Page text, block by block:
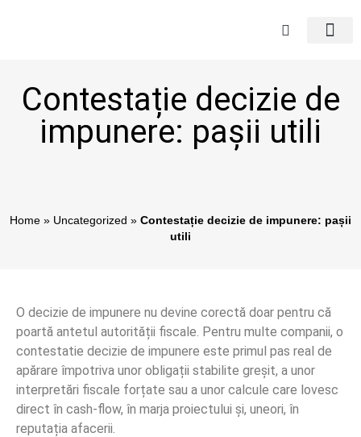
Contestație decizie de
impunere: pașii utili
Home » Uncategorized » Contestație decizie de impunere: pașii
utili
O decizie de impunere nu devine corectă doar pentru că
poartă antetul autorității fiscale. Pentru multe companii, o
contestatie decizie de impunere este primul pas real de
apărare împotriva unor obligații stabilite greșit, a unor
interpretări fiscale forțate sau a unor calcule care lovesc
direct în cash-flow, în marja proiectului și, uneori, în
reputația afacerii.